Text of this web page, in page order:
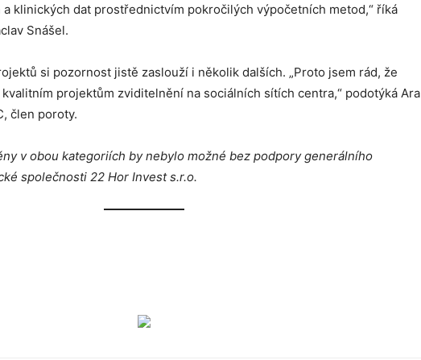
klinických dat prostřednictvím pokročilých výpočetních metod,“ říká
Snášel.
si pozornost jistě zaslouží i několik dalších. „Proto jsem rád, že
projektům zviditelnění na sociálních sítích centra,“ podotýká Ara
člen poroty.
v obou kategoriích by nebylo možné bez podpory generálního
společnosti 22 Hor Invest s.r.o.